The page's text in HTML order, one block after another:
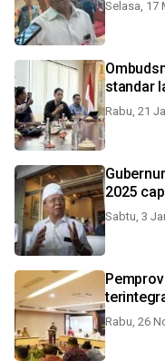
Selasa, 17
standar
Rabu, 21
2025
Sabtu, 3
Rabu, 26